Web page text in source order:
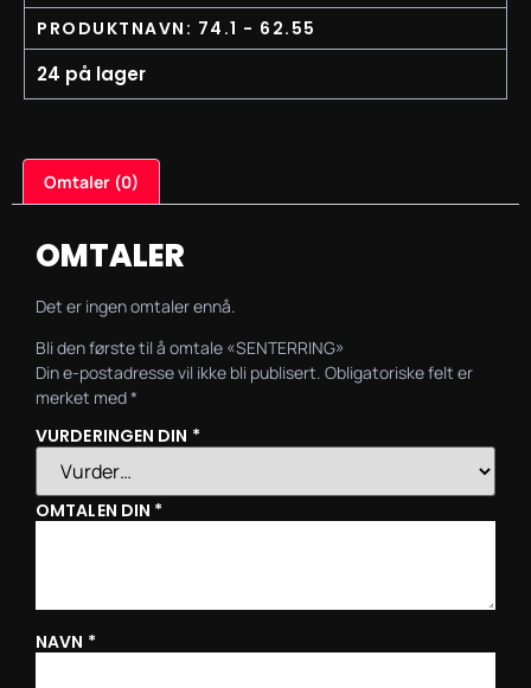
PRODUKTNAVN: 74.1 - 62.55
24 på lager
Omtaler (0)
OMTALER
Det er ingen omtaler ennå.
Bli den første til å omtale «SENTERRING»
Din e-postadresse vil ikke bli publisert. Obligatoriske felt er
merket med*
VURDERINGEN DIN *
OMTALEN DIN *
NAVN *